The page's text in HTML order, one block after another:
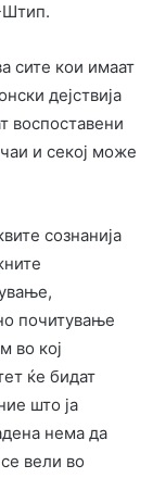
Штип.
сите кои имаат
дејствија
воспоставени
и секој може
сознанија
почитување
во кој
ќе бидат
што ја
нема да
вели во